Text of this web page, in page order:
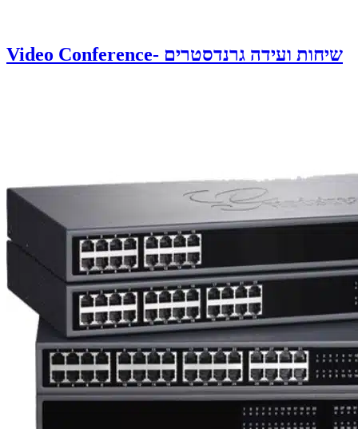
Video Conference- שיחות ועידה גרנדסטרים